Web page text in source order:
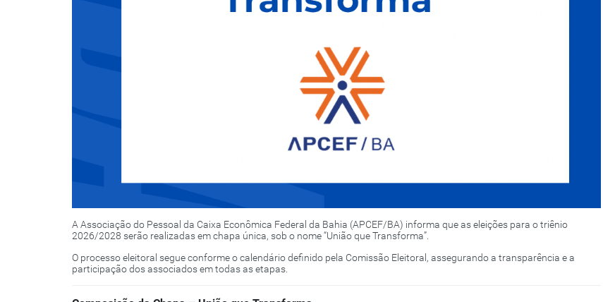
A Associação do Pessoal da Caixa Econômica Federal da Bahia (APCEF/BA) informa que as eleições para o triênio
2026/2028 serão realizadas em chapa única, sob o nome “União que Transforma”.
O processo eleitoral segue conforme o calendário definido pela Comissão Eleitoral, assegurando a transparência e a
participação dos associados em todas as etapas.